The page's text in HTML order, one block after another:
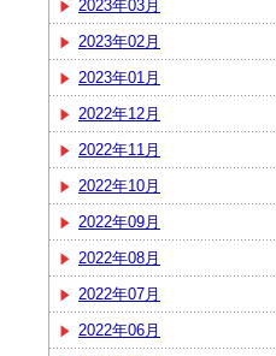
2023年03月
2023年02月
2023年01月
2022年12月
2022年11月
2022年10月
2022年09月
2022年08月
2022年07月
2022年06月